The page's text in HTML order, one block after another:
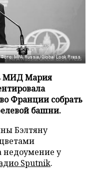
Фото: MFA Russia/Global Look Press
МИД Мария
Франции собрать
башни.
Бэлтяну
недоумение у
Sputnik.